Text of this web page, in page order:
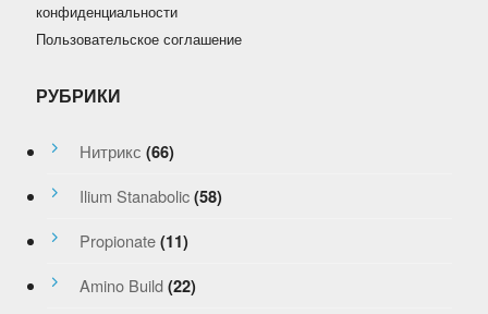
конфиденциальности
Пользовательское соглашение
РУБРИКИ
Нитрикс (66)
Ilium Stanabolic (58)
Propionate (11)
Amino Build (22)